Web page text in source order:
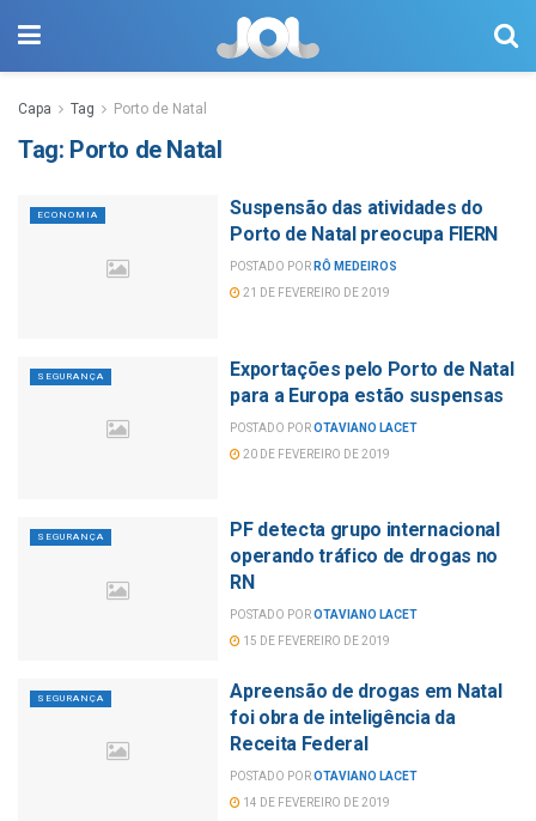
Capa Tag Porto de Natal
Tag: Porto de Natal
ECONOMIA
Suspensão das atividades do
Porto de Natal preocupa FIERN
POSTADO POR RÔ MEDEIROS
21 DE FEVEREIRO DE 2019
SEGURANÇA
Exportações pelo Porto de Natal
para a Europa estão suspensas
POSTADO POROTAVIANO LACET
20 DE FEVEREIRO DE 2019
SEGURANÇA
PF detecta grupo internacional
operando tráfico de drogas no
RN
POSTADO POROTAVIANO LACET
15 DE FEVEREIRO DE 2019
SEGURANÇA
Apreensão de drogas em Natal
foi obra de inteligência da
Receita Federal
POSTADO POROTAVIANO LACET
14 DE FEVEREIRO DE 2019